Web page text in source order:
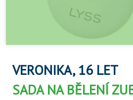
VERONIKA, 16 LET
SADA NA BĚLENÍ